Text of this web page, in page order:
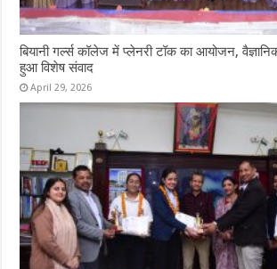
बियानी गर्ल्स कॉलेज में प्लेनरी टॉक का आयोजन,
हुआ विशेष संवाद
April 29, 2026